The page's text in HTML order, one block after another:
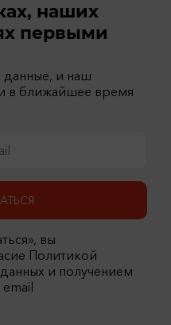
наших
первыми
данные, и наш
в ближайшее время
вы
Политикой
и получением